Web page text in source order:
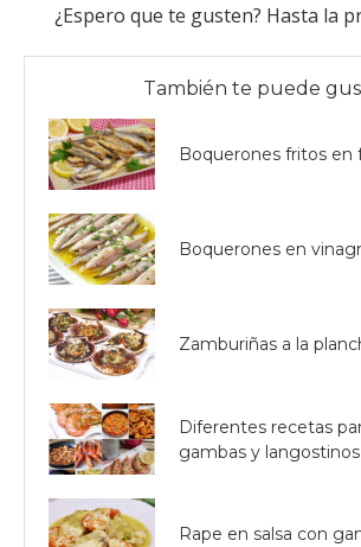
¿Espero que te gusten? Hasta la
También te puede
Boquerones fritos en
Boquerones en
Zamburiñas a la
Diferentes recetas
gambas y langostinos
Rape en salsa con